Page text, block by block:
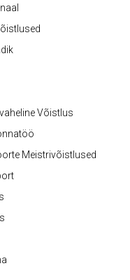
Võistlus
Meistrivõistlused